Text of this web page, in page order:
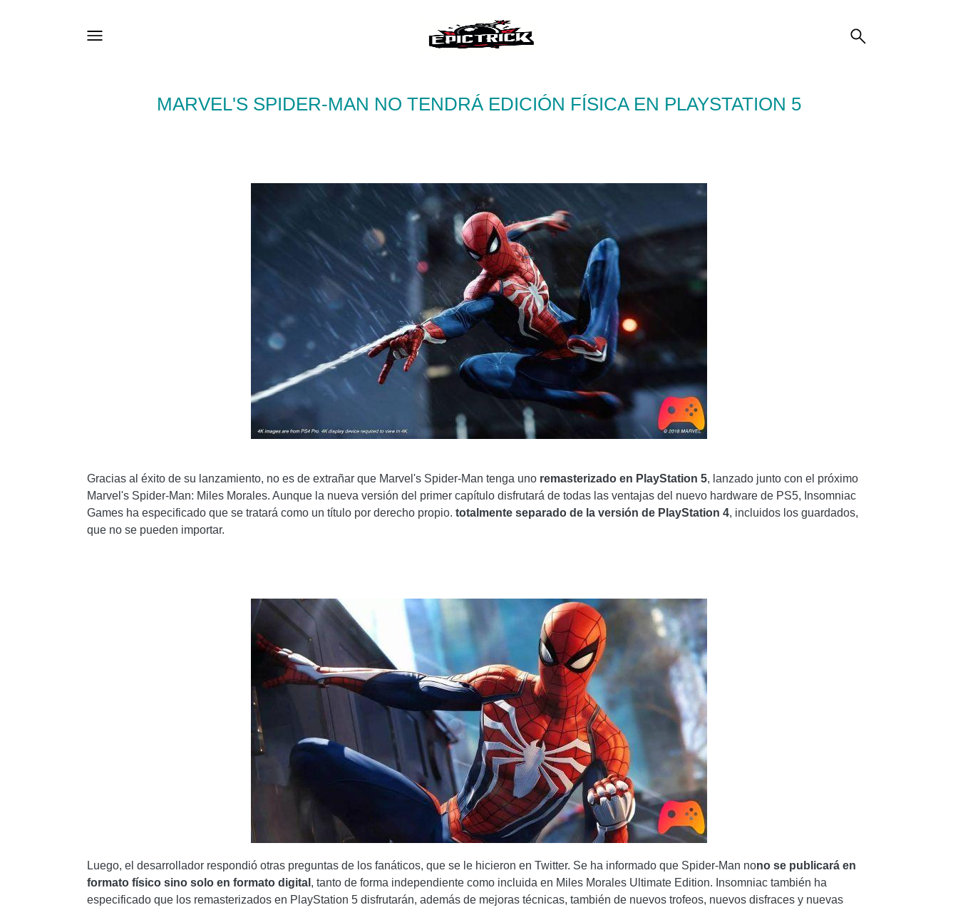
MARVEL'S SPIDER-MAN NO TENDRÁ EDICIÓN FÍSICA EN PLAYSTATION 5
Gracias al éxito de su lanzamiento, no es de extrañar que Marvel's Spider-Man tenga uno remasterizado en PlayStation 5, lanzado junto con el próximo
Marvel's Spider-Man: Miles Morales. Aunque la nueva versión del primer capítulo disfrutará de todas las ventajas del nuevo hardware de PS5, Insomniac
Games ha especificado que se tratará como un título por derecho propio. totalmente separado de la versión de PlayStation 4, incluidos los guardados,
que no se pueden importar.
Luego, el desarrollador respondió otras preguntas de los fanáticos, que se le hicieron en Twitter. Se ha informado que Spider-Man nono se publicará en
formato físico sino solo en formato digital , tanto de forma independiente como incluida en Miles Morales Ultimate Edition. Insomniac también ha
especificado que los remasterizados en PlayStation 5 disfrutarán, además de mejoras técnicas, también de nuevos trofeos, nuevos disfraces y nuevas